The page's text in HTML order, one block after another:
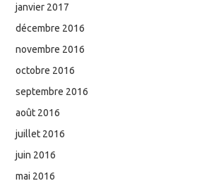
janvier 2017
décembre 2016
novembre 2016
octobre 2016
septembre 2016
août 2016
juillet 2016
juin 2016
mai 2016